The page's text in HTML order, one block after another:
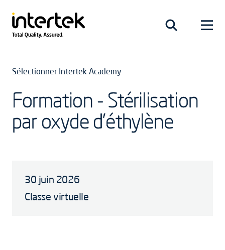
Sélectionner Intertek Academy
Formation - Stérilisation
par oxyde d’éthylène
30 juin 2026
Classe virtuelle